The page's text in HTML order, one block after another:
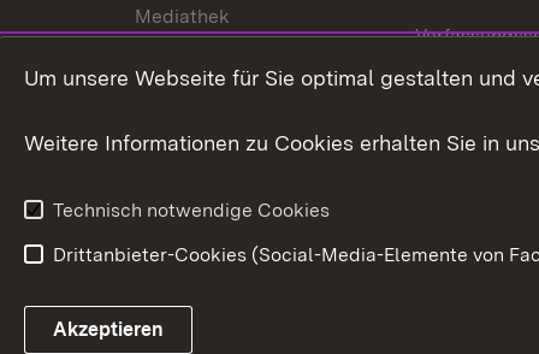
Mediathek
Publikationen
Datenschutz
Link zum Landesportal
Um unsere Webseite für Sie optimal gestalten und
Weitere Informationen zu Cookies erhalten Sie in
Technisch notwendige Cookies
Drittanbieter-Cookies (Social-Media-Elemente von
Akzeptieren